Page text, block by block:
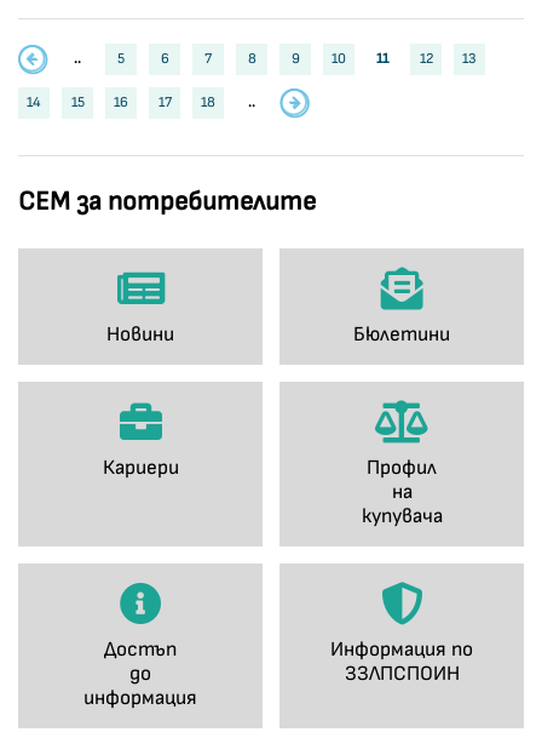
СЕМ за потребителите
Новини Бюлетини
Кариери
Профил
на
купувача
Достъп
до
информация
Информация по
ЗЗЛПСПОИН
.. 5 6 7 8 9 10 11 12 13
14 15 16 17 18 ..